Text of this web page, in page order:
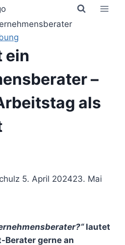
ein
–
als
5. April 202423. Mai
lautet
Berater gerne an